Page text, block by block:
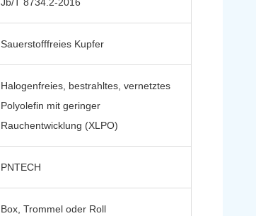
Sauerstofffreies Kupfer
Halogenfreies, bestrahltes, vernetztes
Polyolefin mit geringer
Rauchentwicklung (XLPO)
PNTECH
Box, Trommel oder Roll